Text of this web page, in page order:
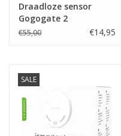
Draadloze sensor
Gogogate 2
€55,00 €14,95
SALE